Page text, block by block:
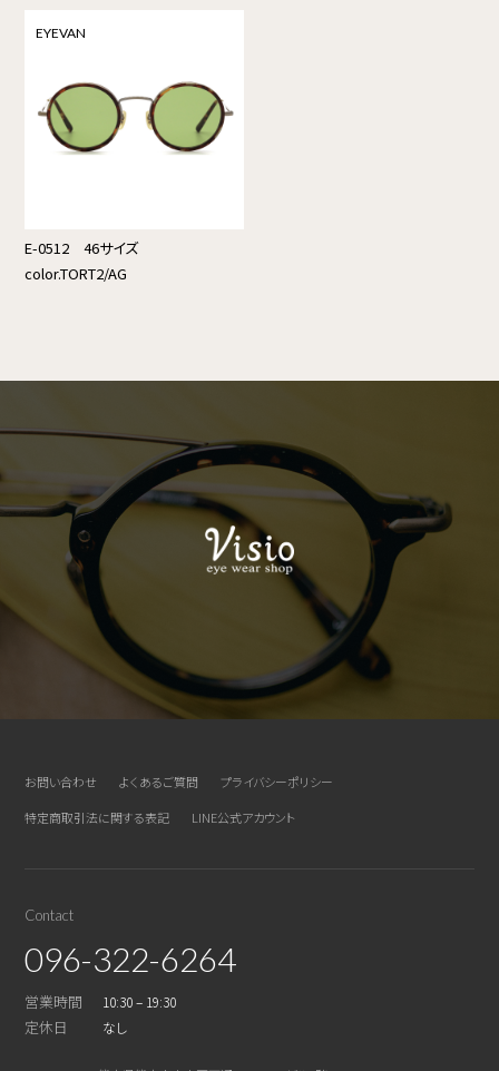
EYEVAN
E-0512 46サイズ
color.TORT2/AG
お問い合わせ よくあるご質問
プライバシーポリシー
特定商取引法に関する表記
LINE公式アカウント
Contact
096-322-6264
営業時間 10:30 – 19:30
定休日 なし